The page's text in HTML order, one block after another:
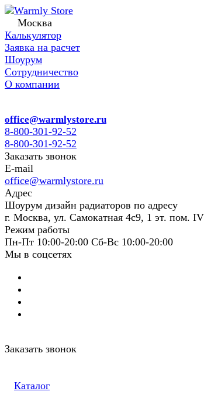
Москва
Калькулятор
Заявка на расчет
Шоурум
Сотрудничество
О компании
office@warmlystore.ru
8-800-301-92-52
8-800-301-92-52
Заказать звонок
E-mail
office@warmlystore.ru
Адрес
Шоурум дизайн радиаторов по адресу
г. Москва, ул. Самокатная 4с9, 1 эт. пом.
Режим работы
Пн-Пт 10:00-20:00 Сб-Вс 10:00-20:00
Мы в соцсетях
Заказать звонок
Каталог